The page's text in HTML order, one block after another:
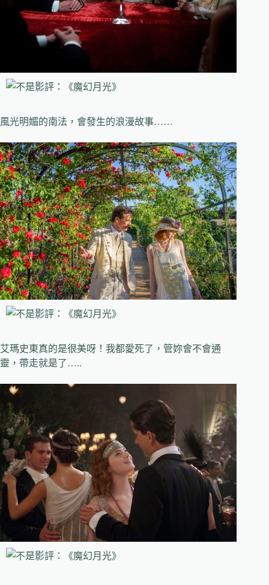
風光明媚的南法，會發生的浪漫故事……
艾瑪史東真的是很美呀！我都愛死了，管妳會不會通
靈，帶走就是了…..